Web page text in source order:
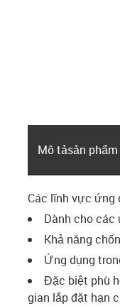
Mô tả­sản phẩm
Các lĩnh vực ứng
Dành cho các
Khả năng
Ứng dụng
Đặc biệt phù
gian lắp đặt hạn